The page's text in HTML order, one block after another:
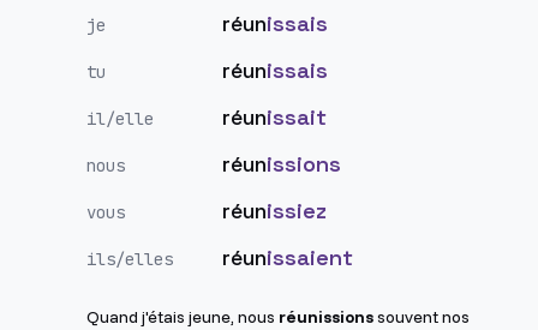
je réunissais
tu réunissais
il/elle réunissait
nous réunissions
vous réunissiez
ils/elles réunissaient
Quand j'étais jeune, nous réunissionssouvent nos